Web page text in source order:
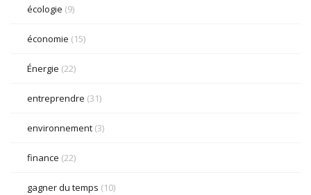
écologie (9)
économie (15)
Énergie (22)
entreprendre (31)
environnement (3)
finance (22)
gagner du temps (10)